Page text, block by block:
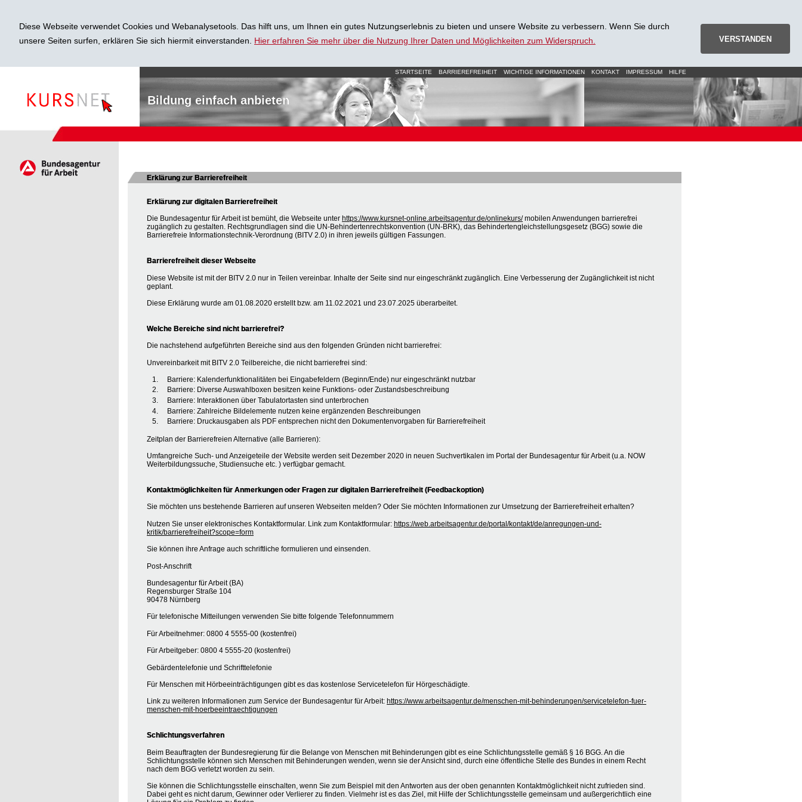
Diese Webseite verwendet Cookies und Webanalysetools. Das hilft uns, um Ihnen ein gutes Nutzungserlebnis zu bieten und unsere Website zu verbessern. Wenn Sie durch
unsere Seiten surfen, erklären Sie sich hiermit einverstanden. Hier erfahren Sie mehr über die Nutzung Ihrer Daten und Möglichkeiten zum Widerspruch. VERSTANDEN
STARTSEITE BARRIEREFREIHEIT WICHTIGE INFORMATIONEN KONTAKT IMPRESSUM HILFE
Bildung einfach anbieten
Erklärung zur Barrierefreiheit
Erklärung zur digitalen Barrierefreiheit
Die Bundesagentur für Arbeit ist bemüht, die Webseite unter https://www.kursnet-online.arbeitsagentur.de/onlinekurs/mobilen Anwendungen barrierefrei
zugänglich zu gestalten. Rechtsgrundlagen sind die UN-Behindertenrechtskonvention (UN-BRK), das Behindertengleichstellungsgesetz (BGG) sowie die
Barrierefreie Informationstechnik-Verordnung (BITV 2.0) in ihren jeweils gültigen Fassungen.
Barrierefreiheit dieser Webseite
Diese Website ist mit der BITV 2.0 nur in Teilen vereinbar. Inhalte der Seite sind nur eingeschränkt zugänglich. Eine Verbesserung der Zugänglichkeit ist nicht
geplant.
Diese Erklärung wurde am 01.08.2020 erstellt bzw. am 11.02.2021 und 23.07.2025 überarbeitet.
Welche Bereiche sind nicht barrierefrei?
Die nachstehend aufgeführten Bereiche sind aus den folgenden Gründen nicht barrierefrei:
Unvereinbarkeit mit BITV 2.0 Teilbereiche, die nicht barrierefrei sind:
Barriere: Kalenderfunktionalitäten bei Eingabefeldern (Beginn/Ende) nur eingeschränkt nutzbar
Barriere: Diverse Auswahlboxen besitzen keine Funktions- oder Zustandsbeschreibung
Barriere: Interaktionen über Tabulatortasten sind unterbrochen
Barriere: Zahlreiche Bildelemente nutzen keine ergänzenden Beschreibungen
Barriere: Druckausgaben als PDF entsprechen nicht den Dokumentenvorgaben für Barrierefreiheit
Zeitplan der Barrierefreien Alternative (alle Barrieren):
Umfangreiche Such- und Anzeigeteile der Website werden seit Dezember 2020 in neuen Suchvertikalen im Portal der Bundesagentur für Arbeit (u.a. NOW
Weiterbildungssuche, Studiensuche etc. ) verfügbar gemacht.
Kontaktmöglichkeiten für Anmerkungen oder Fragen zur digitalen Barrierefreiheit (Feedbackoption)
Sie möchten uns bestehende Barrieren auf unseren Webseiten melden? Oder Sie möchten Informationen zur Umsetzung der Barrierefreiheit erhalten?
Nutzen Sie unser elektronisches Kontaktformular. Link zum Kontaktformular: https://web.arbeitsagentur.de/portal/kontakt/de/anregungen-und-
kritik/barrierefreiheit?scope=form
Sie können ihre Anfrage auch schriftliche formulieren und einsenden.
Post-Anschrift
Bundesagentur für Arbeit (BA)
Regensburger Straße 104
90478 Nürnberg
Für telefonische Mitteilungen verwenden Sie bitte folgende Telefonnummern
Für Arbeitnehmer: 0800 4 5555-00 (kostenfrei)
Für Arbeitgeber: 0800 4 5555-20 (kostenfrei)
Gebärdentelefonie und Schrifttelefonie
Für Menschen mit Hörbeeinträchtigungen gibt es das kostenlose Servicetelefon für Hörgeschädigte.
Link zu weiteren Informationen zum Service der Bundesagentur für Arbeit: https://www.arbeitsagentur.de/menschen-mit-behinderungen/servicetelefon-fuer-
menschen-mit-hoerbeeintraechtigungen
Schlichtungsverfahren
Beim Beauftragten der Bundesregierung für die Belange von Menschen mit Behinderungen gibt es eine Schlichtungsstelle gemäß § 16 BGG. An die
Schlichtungsstelle können sich Menschen mit Behinderungen wenden, wenn sie der Ansicht sind, durch eine öffentliche Stelle des Bundes in einem Recht
nach dem BGG verletzt worden zu sein.
Sie können die Schlichtungsstelle einschalten, wenn Sie zum Beispiel mit den Antworten aus der oben genannten Kontaktmöglichkeit nicht zufrieden sind.
Dabei geht es nicht darum, Gewinner oder Verlierer zu finden. Vielmehr ist es das Ziel, mit Hilfe der Schlichtungsstelle gemeinsam und außergerichtlich eine